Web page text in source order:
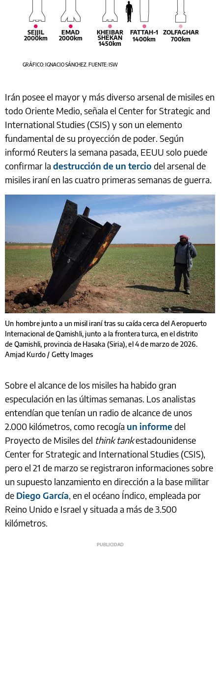
SEJJIL
2000km
EMAD
2000km
KHEIBAR
SHEKAN
1450km
FATTAH-1
1400km
ZOLFAGHAR
700km
GRÁFICO: IGNACIO SÁNCHEZ. FUENTE: ISW
Irán posee el mayor y más diverso arsenal de misiles en
todo Oriente Medio, señala el Center for Strategic and
International Studies (CSIS) y son un elemento
fundamental de su proyección de poder. Según
informó Reuters la semana pasada, EEUU solo puede
confirmar la destrucción de un tercio del arsenal de
misiles iraní en las cuatro primeras semanas de guerra.
Un hombre junto a un misil iraní tras su caída cerca del Aeropuerto
Internacional de Qamishli, junto a la frontera turca, en el distrito
de Qamishli, provincia de Hasaka (Siria), el 4 de marzo de 2026.
Amjad Kurdo / Getty Images
Sobre el alcance de los misiles ha habido gran
especulación en las últimas semanas. Los analistas
entendían que tenían un radio de alcance de unos
2.000 kilómetros, como recogía un informedel
Proyecto de Misiles del think tankestadounidense
Center for Strategic and International Studies (CSIS),
pero el 21 de marzo se registraron informaciones sobre
un supuesto lanzamiento en dirección a la base militar
de Diego García, en el océano Índico, empleada por
Reino Unido e Israel y situada a más de 3.500
kilómetros.